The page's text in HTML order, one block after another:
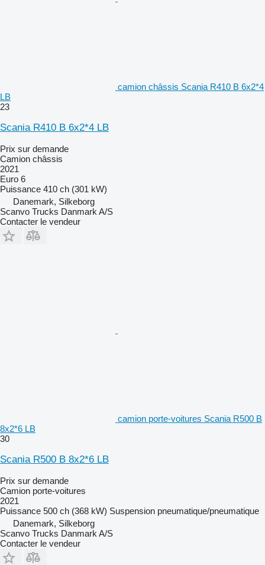
camion châssis Scania R410 B 6x2*4
LB
23
Scania R410 B 6x2*4 LB
Prix sur demande
Camion châssis
2021
Euro 6
Puissance 410 ch (301 kW)
Danemark, Silkeborg
Scanvo Trucks Danmark A/S
Contacter le vendeur
camion porte-voitures Scania R500 B
8x2*6 LB
30
Scania R500 B 8x2*6 LB
Prix sur demande
Camion porte-voitures
2021
Puissance 500 ch (368 kW) Suspension pneumatique/pneumatique
Danemark, Silkeborg
Scanvo Trucks Danmark A/S
Contacter le vendeur